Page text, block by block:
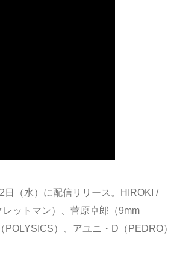
日（水）に配信リリース。HIROKI /
ットマン）、菅原卓郎（9mm
）、アユニ・D（PEDRO）